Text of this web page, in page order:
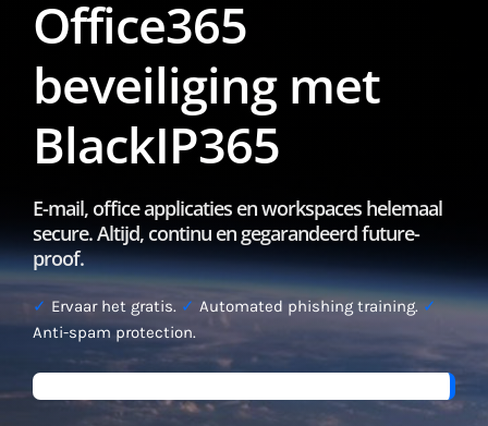
Office365
beveiliging met
BlackIP365
E-mail, office applicaties en workspaces helemaal
secure. Altijd, continu en gegarandeerd future-
proof.
✓ Ervaar het gratis. ✓ Automated phishing training. ✓
Anti-spam protection.